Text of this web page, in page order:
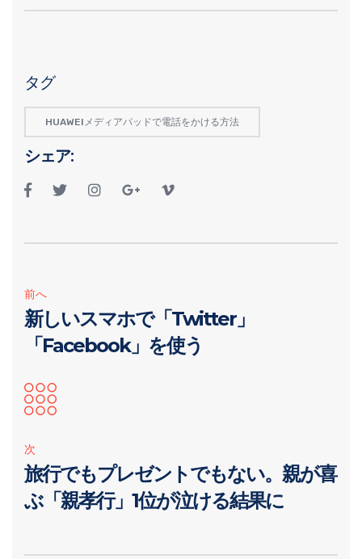
タグ
HUAWEIメディアパッドで電話をかける方法
シェア:
前へ
新しいスマホで「Twitter」
「Facebook」を使う
次
旅行でもプレゼントでもない。親が喜
ぶ「親孝行」1位が泣ける結果に